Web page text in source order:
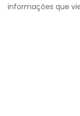
informações que